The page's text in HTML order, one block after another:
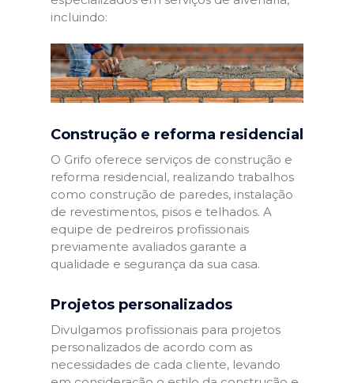
incluindo:
Construção e reforma residencial
O Grifo oferece serviços de construção e
reforma residencial, realizando trabalhos
como construção de paredes, instalação
de revestimentos, pisos e telhados. A
equipe de pedreiros profissionais
previamente avaliados garante a
qualidade e segurança da sua casa.
Projetos personalizados
Divulgamos profissionais para projetos
personalizados de acordo com as
necessidades de cada cliente, levando